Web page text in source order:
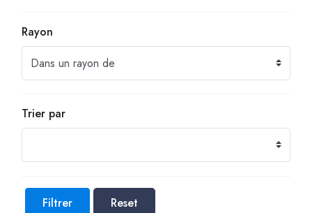
Rayon
Trier par
Filtrer Reset